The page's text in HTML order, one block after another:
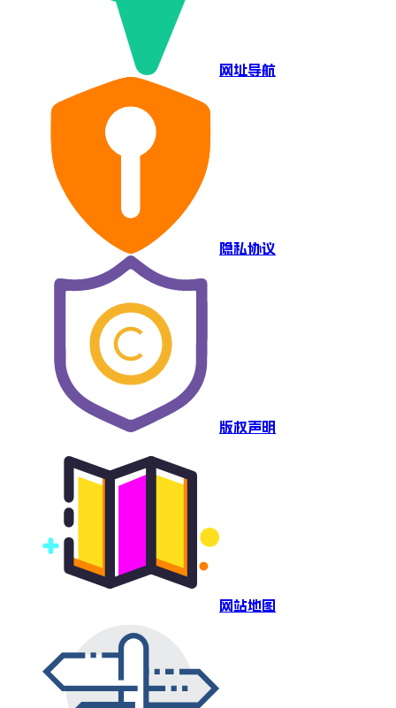
网址导航
隐私协议
版权声明
网站地图